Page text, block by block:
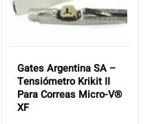
Gates Argentina SA –
Tensiómetro Krikit II
Para Correas Micro-V®
XF